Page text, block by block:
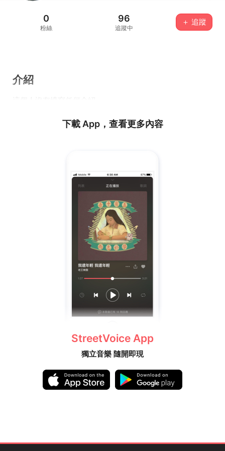
0
粉絲
96
追蹤中
＋ 追蹤
介紹
下載 App，查看更多內容
StreetVoice App
獨立音樂 隨開即現